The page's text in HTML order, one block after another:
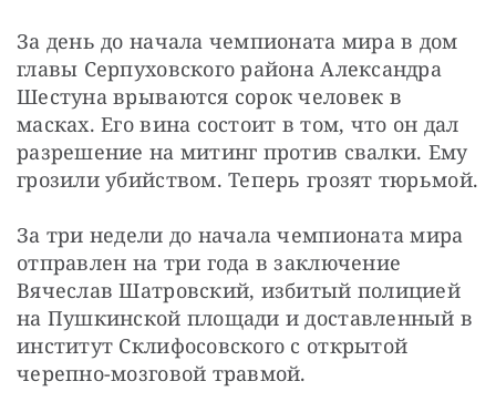
За день до начала чемпионата мира в дом
главы Серпуховского района Александра
Шестуна врываются сорок человек в
масках. Его вина состоит в том, что он дал
разрешение на митинг против свалки. Ему
грозили убийством. Теперь грозят тюрьмой.
За три недели до начала чемпионата мира
отправлен на три года в заключение
Вячеслав Шатровский, избитый полицией
на Пушкинской площади и доставленный в
институт Склифосовского с открытой
черепно-мозговой травмой.